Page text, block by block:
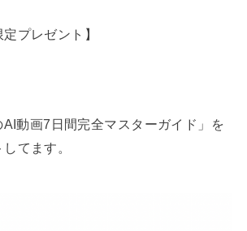
プレゼント】
AI動画7日間完全マスターガイド」を
てます。